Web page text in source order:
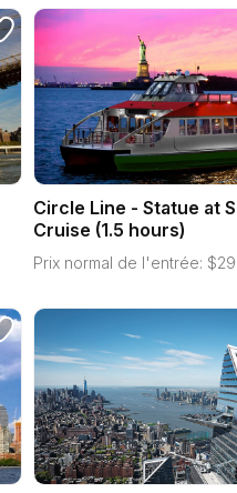
Circle Line - Statue at
Cruise (1.5 hours)
Prix normal de l'entrée: $